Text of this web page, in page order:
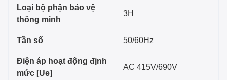
Loại bộ phận bảo vệ
thông minh
3H
Tần số 50/60Hz
Điện áp hoạt động định
mức [Ue]
AC 415V/690V